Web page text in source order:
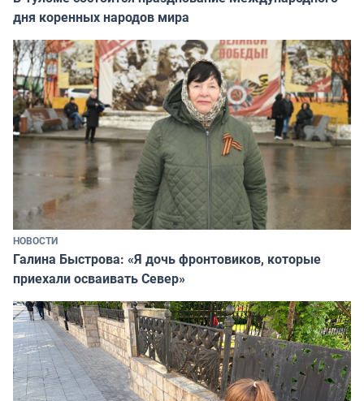
дня коренных народов мира
НОВОСТИ
Галина Быстрова: «Я дочь фронтовиков, которые
приехали осваивать Север»